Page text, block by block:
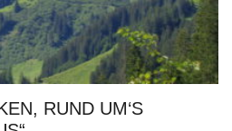
RUND UM‘S